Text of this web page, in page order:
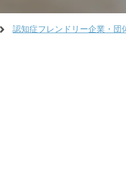
認知症フレンドリー企業・団